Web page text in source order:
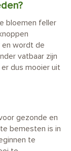
bloemen feller
en wordt de
vatbaar zijn
dus mooier uit
gezonde en
bemesten is in
te